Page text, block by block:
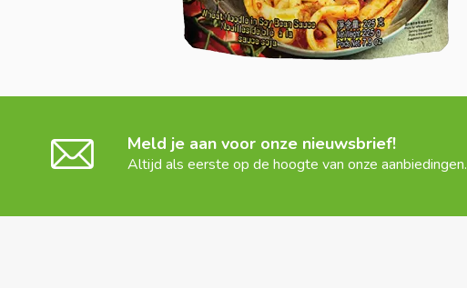
Meld je aan voor onze nieuwsbrief!
Altijd als eerste op de hoogte van onze aanbiedingen.